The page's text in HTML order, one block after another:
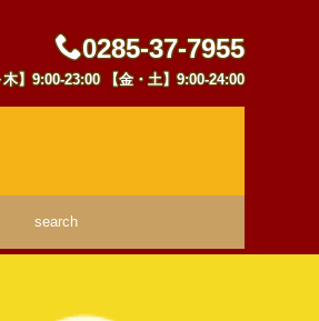
0285-37-7955
】9:00-23:00 【金・土】9:00-24:00
search